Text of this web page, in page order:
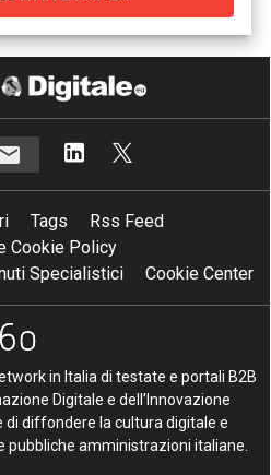
Tags
Rss Feed
Cookie Policy
Specialistici
Cookie Center
in Italia di testate e portali B2B
Digitale e dell’Innovazione
di diffondere la cultura digitale e
pubbliche amministrazioni italiane.